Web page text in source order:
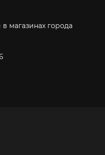
магазинах города